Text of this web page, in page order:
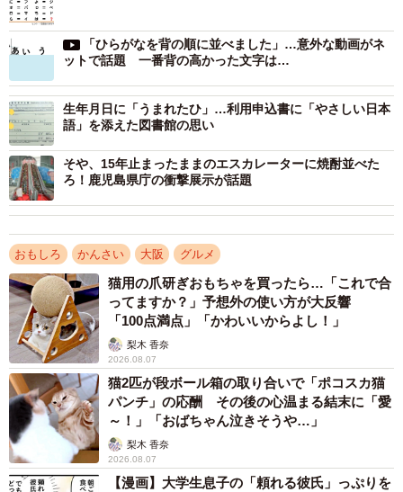
西城秀樹さんと言えば“リンゴとハチミツ”の某カレー商品
のCMが有名ですね。ということで、カレーが「カレイ」…
正直言ってこれは少々無理やりな気もします。そして最後
に…
魚へん＋日曜夕方＝？
日曜夕方のテレビ番組と聞いて何を思い浮かべますか？
「笑点！」という声も聞こえそうですが、それだと魚と関
係がなくなってしまいます。それより少し後の時間で、魚
というよりも海に関係するもの。そう、あの国民的長寿ア
ニメです。ということで、こちらの答えは「サザエ」でし
た。「魚じゃない」という点には触れないでください。
日曜夕方と言えば「サザエさん」ですよね。なおアラフォー以上の方の
中には「火曜夜」でも成立するという人がいるのでは…
「ひらがなを背の順に並べました」…意外な動画がネ
ットで話題 一番背の高かった文字は…
生年月日に「うまれたひ」…利用申込書に「やさしい日本
語」を添えた図書館の思い
そや、15年止まったままのエスカレーターに焼酎並べた
ろ！鹿児島県庁の衝撃展示が話題
おもしろ かんさい 大阪 グルメ
猫用の爪研ぎおもちゃを買ったら…「これで合
ってますか？」予想外の使い方が大反響
「100点満点」「かわいいからよし！」
梨木 香奈
2026.08.07
猫2匹が段ボール箱の取り合いで「ポコスカ猫
パンチ」の応酬 その後の心温まる結末に「愛
～！」「おばちゃん泣きそうや…」
梨木 香奈
2026.08.07
【漫画】大学生息子の「頼れる彼氏」っぷりを